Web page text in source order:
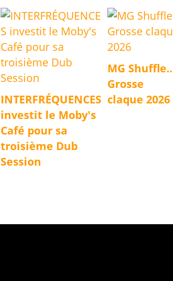
INTERFRÉQUENCES
investit le Moby's
Café pour sa
troisième Dub
Session
MG Shuffle..
Grosse
claque 2026